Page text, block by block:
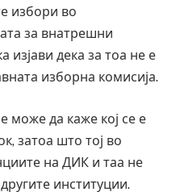
избори во
за внатрешни
изјави дека за тоа не е
изборна комисија.
може да каже кој се е
затоа што тој во
на ДИК и таа не
институции.